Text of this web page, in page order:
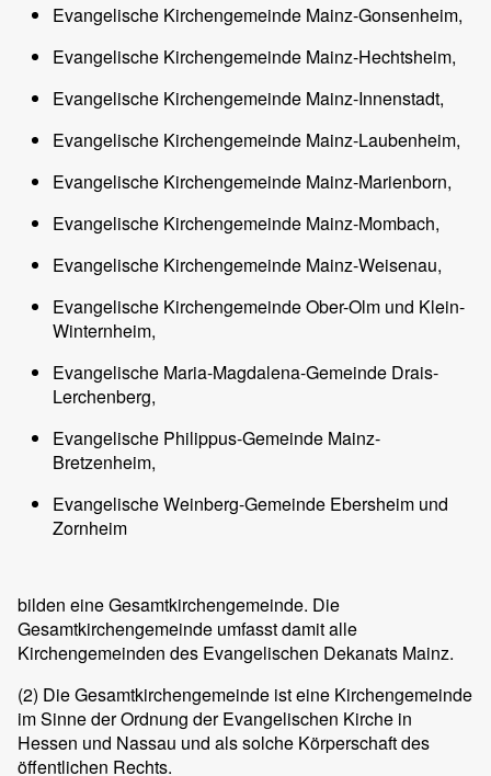
Evangelische Kirchengemeinde Mainz-Gonsenheim,
Evangelische Kirchengemeinde Mainz-Hechtsheim,
Evangelische Kirchengemeinde Mainz-Innenstadt,
Evangelische Kirchengemeinde Mainz-Laubenheim,
Evangelische Kirchengemeinde Mainz-Marienborn,
Evangelische Kirchengemeinde Mainz-Mombach,
Evangelische Kirchengemeinde Mainz-Weisenau,
Evangelische Kirchengemeinde Ober-Olm und Klein-
Winternheim,
Evangelische Maria-Magdalena-Gemeinde Drais-
Lerchenberg,
Evangelische Philippus-Gemeinde Mainz-
Bretzenheim,
Evangelische Weinberg-Gemeinde Ebersheim und
Zornheim
bilden eine Gesamtkirchengemeinde. Die
Gesamtkirchengemeinde umfasst damit alle
Kirchengemeinden des Evangelischen Dekanats Mainz.
(2) Die Gesamtkirchengemeinde ist eine Kirchengemeinde
im Sinne der Ordnung der Evangelischen Kirche in
Hessen und Nassau und als solche Körperschaft des
öffentlichen Rechts.